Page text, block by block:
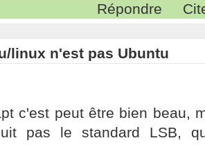
Répondre
linux n'est pas Ubuntu
c'est peut être bien beau,
pas le standard LSB,